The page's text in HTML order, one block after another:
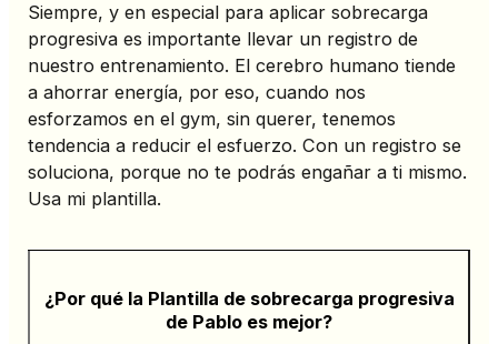
Siempre, y en especial para aplicar sobrecarga
progresiva es importante llevar un registro de
nuestro entrenamiento. El cerebro humano tiende
a ahorrar energía, por eso, cuando nos
esforzamos en el gym, sin querer, tenemos
tendencia a reducir el esfuerzo. Con un registro se
soluciona, porque no te podrás engañar a ti mismo.
Usa mi plantilla.
¿Por qué la Plantilla de sobrecarga progresiva
de Pablo es mejor?